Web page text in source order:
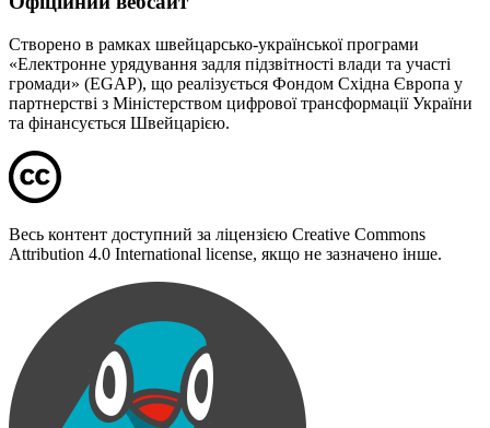
Створено в рамках швейцарсько-української програми
«Електронне урядування задля підзвітності влади та участі
громади» (EGAP), що реалізується Фондом Східна Європа у
партнерстві з Міністерством цифрової трансформації України
та фінансується Швейцарією.
Весь контент доступний за ліцензією Creative Commons
Attribution 4.0 International license, якщо не зазначено інше.